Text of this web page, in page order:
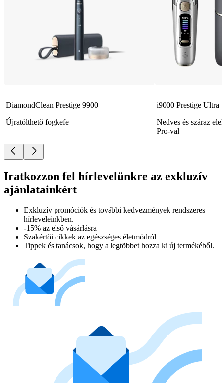
DiamondClean Prestige 9900
Újratölthető fogkefe
i9000 Prestige Ultra
Nedves és száraz
Pro-val
Iratkozzon fel hírlevelünkre az exkluzív
ajánlatainkért​
Exkluzív promóciók és további kedvezmények rendszeres
hírleveleinkben.
-15% az első vásárlásra
Szakértői cikkek az egészséges életmódról.
Tippek és tanácsok, hogy a legtöbbet hozza ki új termékéből.